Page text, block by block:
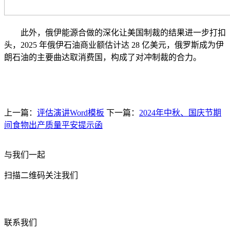
此外，俄伊能源合做的深化让美国制裁的结果进一步打扣
头，2025 年俄伊石油商业额估计达 28 亿美元，俄罗斯成为伊
朗石油的主要曲达取消费国，构成了对冲制裁的合力。
上一篇： 评估演讲Word模板 下一篇： 2024年中秋、国庆节期
间食物出产质量平安提示函
与我们一起
扫描二维码关注我们
联系我们